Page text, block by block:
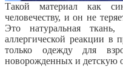
Такой материал как
человечеству, и он не
Это натуральная
аллергической реакции в
только одежду для
новорожденных и детскую